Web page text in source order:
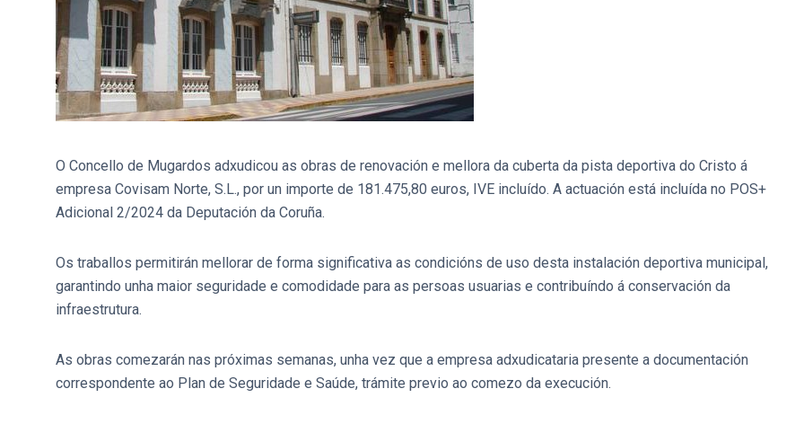
O Concello de Mugardos adxudicou as obras de renovación e mellora da cuberta da pista deportiva do Cristo á
empresa Covisam Norte, S.L., por un importe de 181.475,80 euros, IVE incluído. A actuación está incluída no POS+
Adicional 2/2024 da Deputación da Coruña.
Os traballos permitirán mellorar de forma significativa as condicións de uso desta instalación deportiva municipal,
garantindo unha maior seguridade e comodidade para as persoas usuarias e contribuíndo á conservación da
infraestrutura.
As obras comezarán nas próximas semanas, unha vez que a empresa adxudicataria presente a documentación
correspondente ao Plan de Seguridade e Saúde, trámite previo ao comezo da execución.